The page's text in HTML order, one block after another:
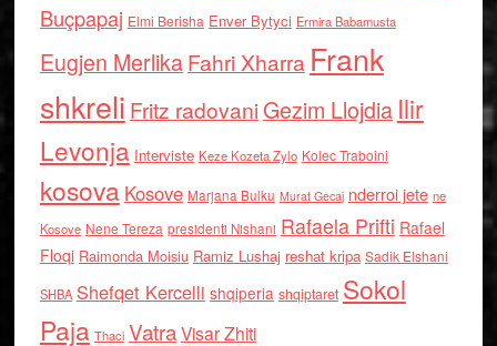
Buçpapaj Elmi Berisha Enver Bytyci Ermira Babamusta
Eugjen MerlikaFahri Xharra Frank
shkreli Fritz radovaniGezim Llojdia Ilir
Levonja Interviste Keze Kozeta Zylo Kolec Traboini
kosova Kosove Marjana Bulku Murat Gecaj nderroi jete ne
Kosove Nene Tereza presidenti Nishani Rafaela Prifti Rafael
Floqi Raimonda Moisiu Ramiz Lushaj reshat kripa Sadik Elshani
SHBA Shefqet Kercelli shqiperia shqiptaret Sokol
Paja Thaci VatraVisar Zhiti